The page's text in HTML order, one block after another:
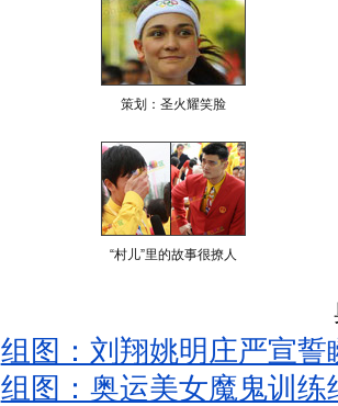
策划：圣火耀笑脸
“村儿”里的故事很撩人
组图：刘翔姚明庄严宣
组图：奥运美女魔鬼训